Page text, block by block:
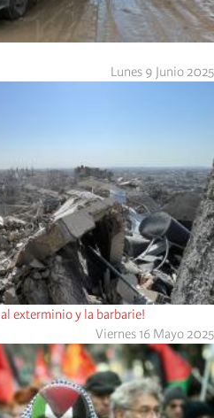
Lunes 9 Junio 2025
exterminio y la barbarie!
Viernes 16 Mayo 2025